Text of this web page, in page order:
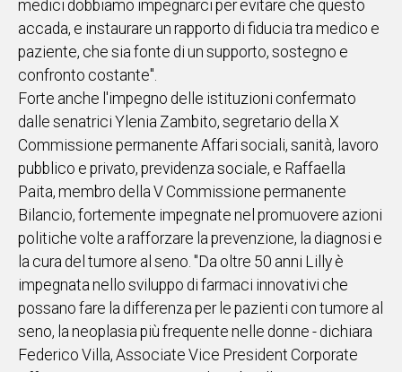
medici dobbiamo impegnarci per evitare che questo
accada, e instaurare un rapporto di fiducia tra medico e
paziente, che sia fonte di un supporto, sostegno e
confronto costante".
Forte anche l'impegno delle istituzioni confermato
dalle senatrici Ylenia Zambito, segretario della X
Commissione permanente Affari sociali, sanità, lavoro
pubblico e privato, previdenza sociale, e Raffaella
Paita, membro della V Commissione permanente
Bilancio, fortemente impegnate nel promuovere azioni
politiche volte a rafforzare la prevenzione, la diagnosi e
la cura del tumore al seno. "Da oltre 50 anni Lilly è
impegnata nello sviluppo di farmaci innovativi che
possano fare la differenza per le pazienti con tumore al
seno, la neoplasia più frequente nelle donne - dichiara
Federico Villa, Associate Vice President Corporate